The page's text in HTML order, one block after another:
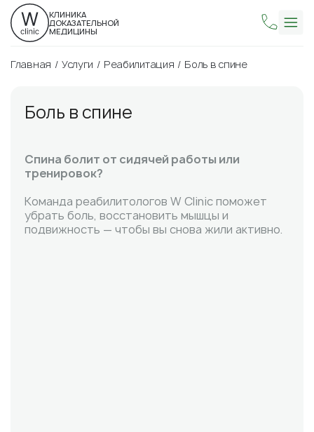
КЛИНИКА
ДОКАЗАТЕЛЬНОЙ
МЕДИЦИНЫ
Главная Услуги Реабилитация Боль в спине
Боль в спине
Спина болит от сидячей работы или
тренировок?
Команда реабилитологов W Clinic поможет
убрать боль, восстановить мышцы и
подвижность — чтобы вы снова жили активно.